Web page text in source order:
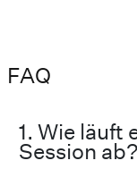
FAQ
1. Wie läuft
Session ab?